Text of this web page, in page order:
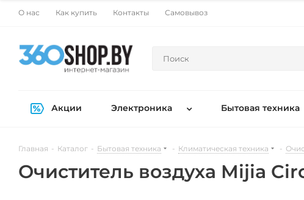
О нас Как купить Контакты Самовывоз
Акции Электроника Бытовая техника
Главная - Каталог - Бытовая техника - Климатическая техника -
Очиститель воздуха Mijia